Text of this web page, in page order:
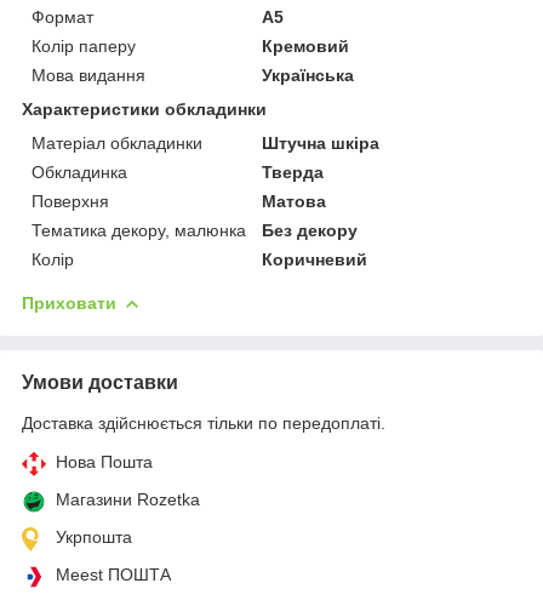
Формат
A5
Колір паперу
Кремовий
Мова видання
Українська
Характеристики обкладинки
Матеріал обкладинки
Штучна шкіра
Обкладинка
Тверда
Поверхня
Матова
Тематика декору, малюнка
Без декору
Колір
Коричневий
Приховати
Умови доставки
Доставка здійснюється тільки по передоплаті.
Нова Пошта
Магазини Rozetka
Укрпошта
Meest ПОШТА